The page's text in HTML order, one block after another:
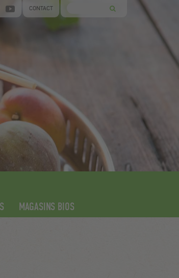
CONTACT
MAGASINS BIOS